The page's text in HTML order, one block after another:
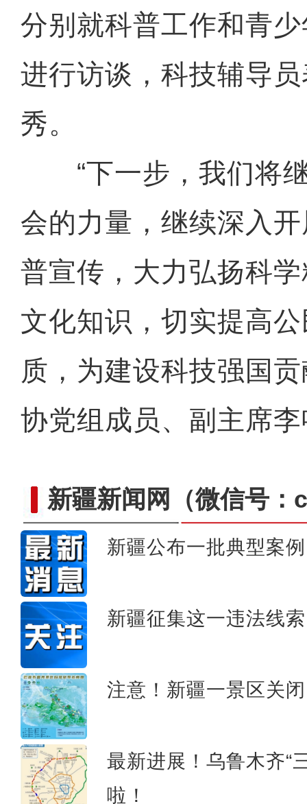
分别就科普工作和青
进行访谈，科技辅导
秀。
“下一步，我们将继
会的力量，继续深入
普宣传，大力弘扬科
文化知识，切实提高
质，为建设科技强国
协党组成员、副主席
新疆新闻网 （微信号
新疆公布一批典型案
新疆征集这一违法线索
注意！新疆一景区关
最新进展！乌鲁木齐“
啦！